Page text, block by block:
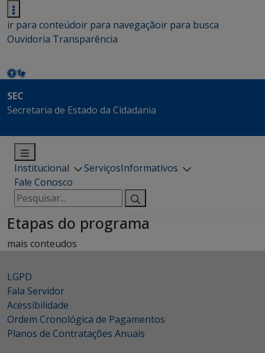
ir para conteúdoir para navegaçãoir para busca
Ouvidoria Transparência
SEC
Secretaria de Estado da Cidadania
Institucional ServiçosInformativos
Fale Conosco
Pesquisar
por:
Etapas do programa
mais conteudos
LGPD
Fala Servidor
Acessibilidade
Ordem Cronológica de Pagamentos
Planos de Contratações Anuais